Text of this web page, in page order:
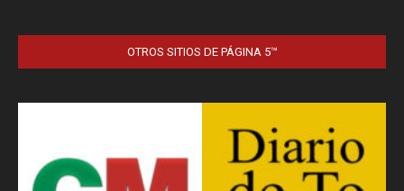
OTROS SITIOS DE PÁGINA 5™